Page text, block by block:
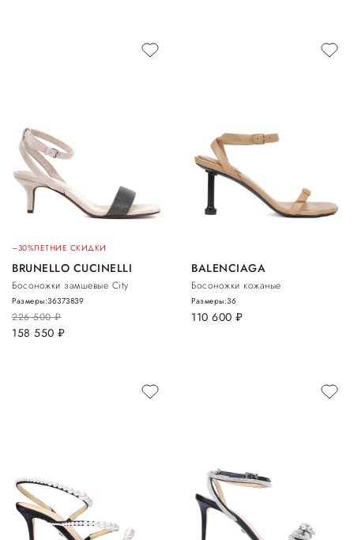
–30%ЛЕТНИЕ СКИДКИ
BRUNELLO CUCINELLI
Босоножки замшевые City
226 500руб.
158 550 руб.
Размеры:36373839
BALENCIAGA
Босоножки кожаные
110 600 руб.
Размеры:36